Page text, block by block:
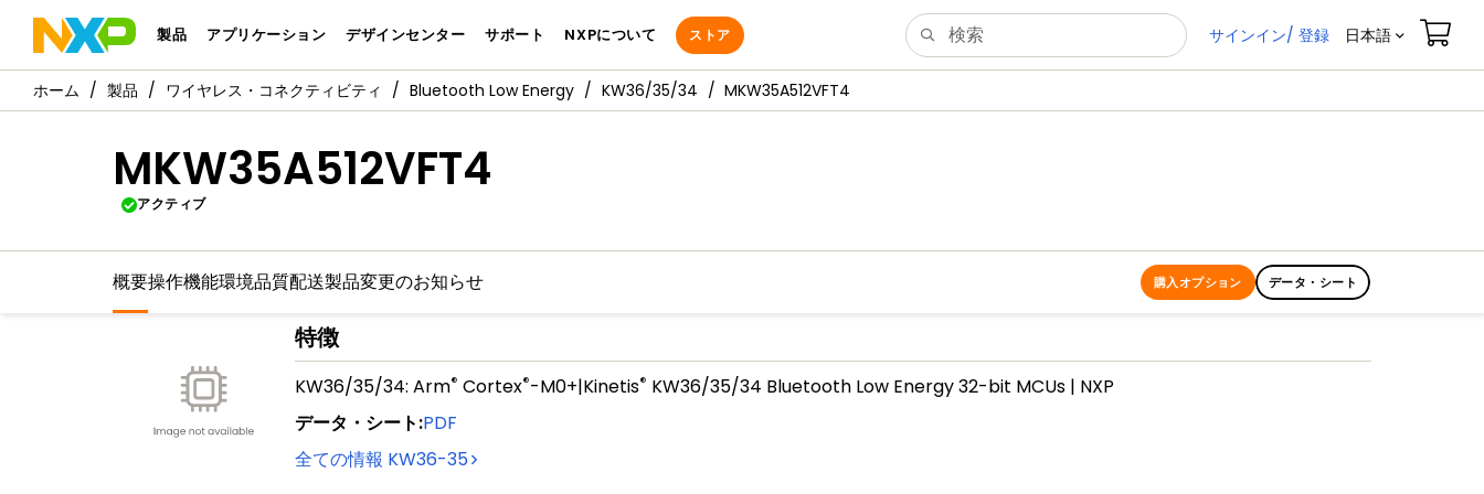
製品 アプリケーション デザインセンター サポート NXPについて ストア サインイン/ 登録 日本語
製品 ワイヤレス・コネクティビティ Bluetooth Low Energy KW36/35/34 MKW35A512VFT4
MKW35A512VFT4
アクティブ
概要操作機能環境品質配送製品変更のお知らせ 購入オプション データ・シート
特徴
KW36/35/34: Arm® Cortex®-M0+|Kinetis® KW36/35/34 Bluetooth Low Energy 32-bit MCUs | NXP
データ・シート:PDF
全ての情報 KW36-35